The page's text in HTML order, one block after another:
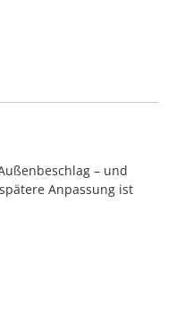
– und
Anpassung ist